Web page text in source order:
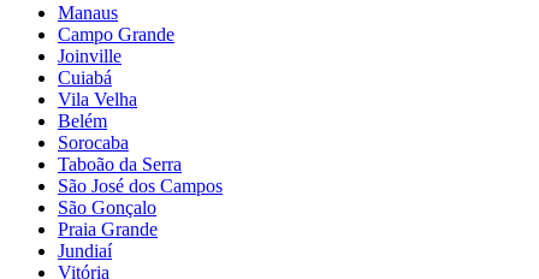
Manaus
Campo Grande
Joinville
Cuiabá
Vila Velha
Belém
Sorocaba
Taboão da Serra
São José dos Campos
São Gonçalo
Praia Grande
Jundiaí
Vitória